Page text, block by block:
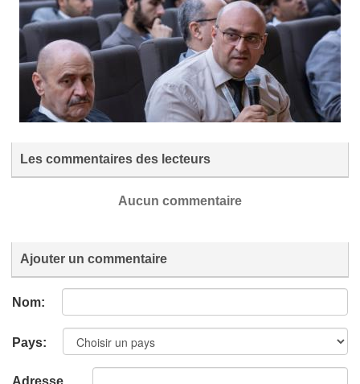
Les commentaires des lecteurs
Aucun commentaire
Ajouter un commentaire
Nom:
Pays: